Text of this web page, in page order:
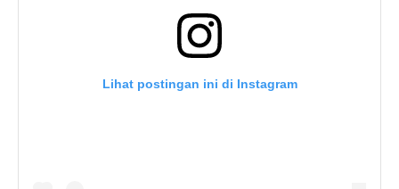
Lihat postingan ini di Instagram